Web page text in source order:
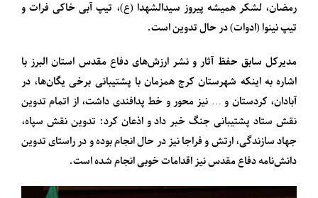
رمضان، لشکر همیشه پیروز سیدالشهدا (ع)، تیپ آبی خاکی فرات و
تیپ نینوا (ادوات) در حال تدوین است.
مدیرکل سابق حفظ آثار و نشر ارزش‌های دفاع مقدس استان البرز با
اشاره به اینکه شهرستان کرج همزمان با پشتیبانی برخی یگان‌ها، در
آبادان، کردستان و … نیز محور و خط پدافندی داشت، از اتمام تدوین
نقش ستاد پشتیبانی جنگ خبر داد و اذعان کرد: تدوین نقش سپاه،
جهاد سازندگی، ارتش و فراجا نیز در حال انجام بوده و در راستای تدوین
دانش‌نامه دفاع مقدس نیز اقدامات خوبی انجام شده است.